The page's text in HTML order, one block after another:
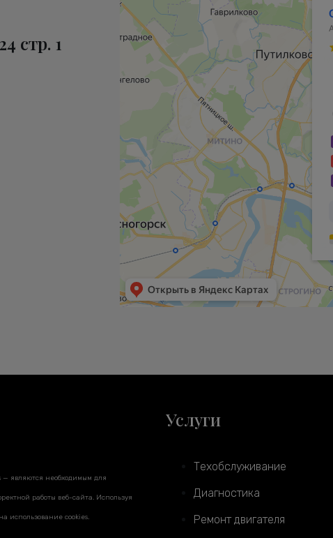
стр. 1
— являются необходимым для
работы веб-сайта. Используя
использование cookies.
Услуги
Техобслуживание
Диагностика
Ремонт двигателя